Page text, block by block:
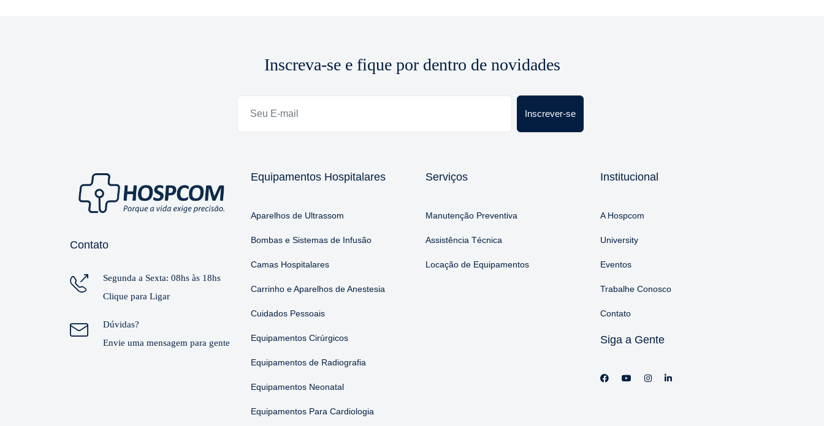
Inscreva-se e fique por dentro de novidades
Inscrever-se
Contato
Segunda a Sexta: 08hs às 18hs
Clique para Ligar
Dúvidas?
Envie uma mensagem para gente
Equipamentos Hospitalares
Aparelhos de Ultrassom
Bombas e Sistemas de Infusão
Camas Hospitalares
Carrinho e Aparelhos de Anestesia
Cuidados Pessoais
Equipamentos Cirúrgicos
Equipamentos de Radiografia
Equipamentos Neonatal
Equipamentos Para Cardiologia
Serviços
Manutenção Preventiva
Assistência Técnica
Locação de Equipamentos
Institucional
A Hospcom
University
Eventos
Trabalhe Conosco
Contato
Siga a Gente